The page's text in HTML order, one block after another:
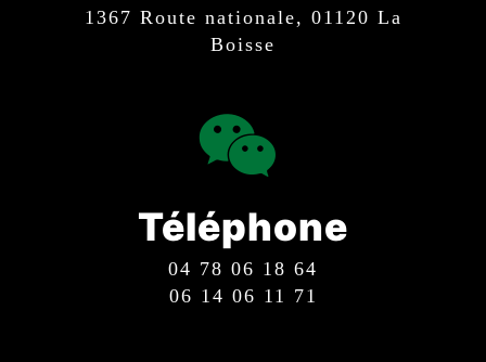
1367 Route nationale, 01120 La
Boisse
Téléphone
04 78 06 18 64
06 14 06 11 71